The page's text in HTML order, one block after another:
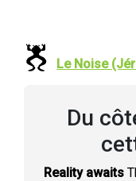
Le Noise
Du
Reality awaits